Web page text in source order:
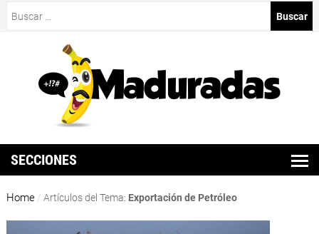
SECCIONES
Home / Artículos del Tema: Exportación de Petróleo